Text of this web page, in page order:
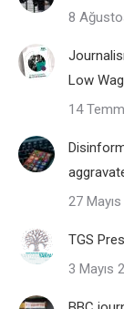
8
Low
14
27
TGS
3 Mayıs